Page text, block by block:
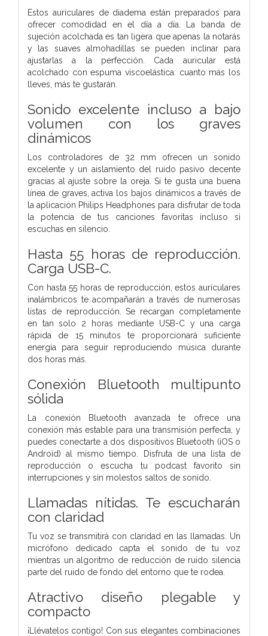
Estos auriculares de diadema están preparados para
ofrecer comodidad en el día a día. La banda de
sujeción acolchada es tan ligera que apenas la notarás
y las suaves almohadillas se pueden inclinar para
ajustarlas a la perfección. Cada auricular está
acolchado con espuma viscoelástica: cuanto más los
lleves, más te gustarán.
Sonido excelente incluso a bajo
volumen con los graves
dinámicos
Los controladores de 32 mm ofrecen un sonido
excelente y un aislamiento del ruido pasivo decente
gracias al ajuste sobre la oreja. Si te gusta una buena
línea de graves, activa los bajos dinámicos a través de
la aplicación Philips Headphones para disfrutar de toda
la potencia de tus canciones favoritas incluso si
escuchas en silencio.
Hasta 55 horas de reproducción.
Carga USB-C.
Con hasta 55 horas de reproducción, estos auriculares
inalámbricos te acompañarán a través de numerosas
listas de reproducción. Se recargan completamente
en tan solo 2 horas mediante USB-C y una carga
rápida de 15 minutos te proporcionará suficiente
energía para seguir reproduciendo música durante
dos horas más.
Conexión Bluetooth multipunto
sólida
La conexión Bluetooth avanzada te ofrece una
conexión más estable para una transmisión perfecta, y
puedes conectarte a dos dispositivos Bluetooth (iOS o
Android) al mismo tiempo. Disfruta de una lista de
reproducción o escucha tu podcast favorito sin
interrupciones y sin molestos saltos de sonido.
Llamadas nítidas. Te escucharán
con claridad
Tu voz se transmitirá con claridad en las llamadas. Un
micrófono dedicado capta el sonido de tu voz
mientras un algoritmo de reducción de ruido silencia
parte del ruido de fondo del entorno que te rodea.
Atractivo diseño plegable y
compacto
¡Llévatelos contigo! Con sus elegantes combinaciones